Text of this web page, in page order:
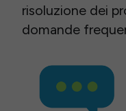
risoluzione dei
domande